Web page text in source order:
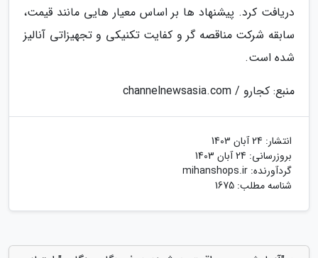
دریافت کرد. پیشنهاد ها بر اساس معیار هایی مانند قیمت،
سابقه شرکت مناقصه گر و کفایت تکنیکی و تجهیزاتی آنالیز
شده است.
منبع: کجارو / channelnewsasia.com
انتشار: 24 آبان 1403
بروزرسانی: 24 آبان 1403
گردآورنده: mihanshops.ir
شناسه مطلب: 1675